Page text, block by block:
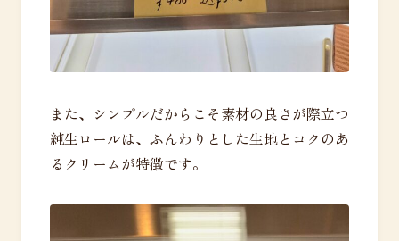
また、シンプルだからこそ素材の良さが際立つ
純生ロールは、ふんわりとした生地とコクのあ
るクリームが特徴です。